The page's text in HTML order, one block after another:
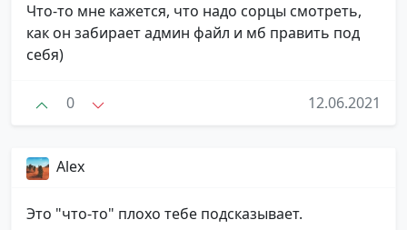
Что-то мне кажется, что надо сорцы смотреть,
как он забирает админ файл и мб править под
себя)
0 12.06.2021
Alex
Это "что-то" плохо тебе подсказывает.